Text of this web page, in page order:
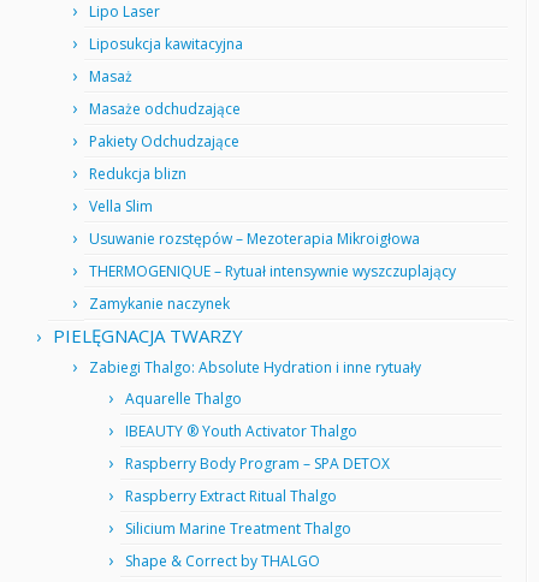
Lipo Laser
Liposukcja kawitacyjna
Masaż
Masaże odchudzające
Pakiety Odchudzające
Redukcja blizn
Vella Slim
Usuwanie rozstępów – Mezoterapia Mikroigłowa
THERMOGENIQUE – Rytuał intensywnie wyszczuplający
Zamykanie naczynek
PIELĘGNACJA TWARZY
Zabiegi Thalgo: Absolute Hydration i inne rytuały
Aquarelle Thalgo
IBEAUTY ® Youth Activator Thalgo
Raspberry Body Program – SPA DETOX
Raspberry Extract Ritual Thalgo
Silicium Marine Treatment Thalgo
Shape & Correct by THALGO